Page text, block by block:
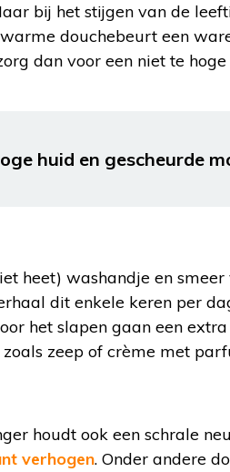
bij het stijgen van de
douchebeurt een
dan voor een niet te hoge
huid en gescheurde
heet) washandje en
dit enkele keren per
het slapen gaan een
zeep of crème met
houdt ook een schrale
verhogen. Onder andere